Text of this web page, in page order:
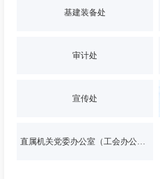
基建装备处
审计处
宣传处
直属机关党委办公室（工会办公室）